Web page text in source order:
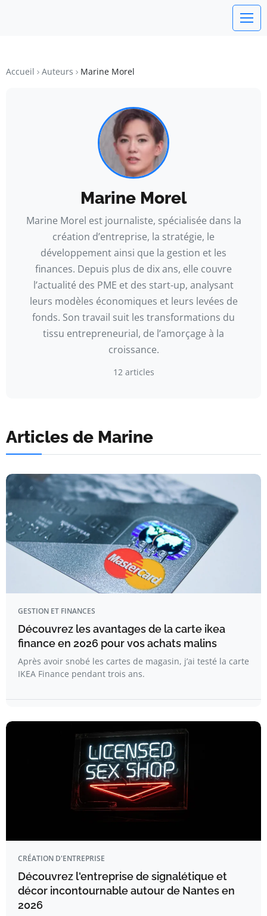
BUSINESS INSIGHTS FOR FRANCE
Accueil Auteurs Marine Morel
Marine Morel
Marine Morel est journaliste, spécialisée dans la
création d’entreprise, la stratégie, le
développement ainsi que la gestion et les
finances. Depuis plus de dix ans, elle couvre
l’actualité des PME et des start-up, analysant
leurs modèles économiques et leurs levées de
fonds. Son travail suit les transformations du
tissu entrepreneurial, de l’amorçage à la
croissance.
12 articles
Articles de Marine
GESTION ET FINANCES
Découvrez les avantages de la carte ikea
finance en 2026 pour vos achats malins
Après avoir snobé les cartes de magasin, j’ai testé la carte
IKEA Finance pendant trois ans.
CRÉATION D'ENTREPRISE
Découvrez l'entreprise de signalétique et
décor incontournable autour de Nantes en
2026